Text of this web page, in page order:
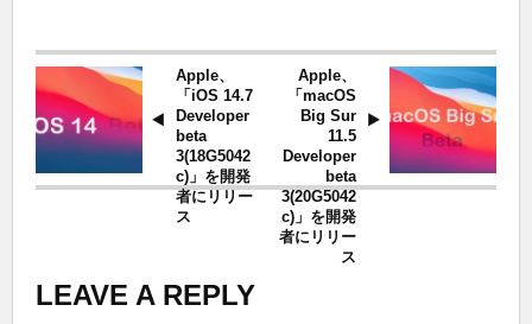
Apple、
「iOS 14.7
Developer
beta
3(18G5042
c)」を開発
者にリリー
ス
Apple、
「macOS
Big Sur
11.5
Developer
beta
3(20G5042
c)」を開発
者にリリー
ス
LEAVE A REPLY